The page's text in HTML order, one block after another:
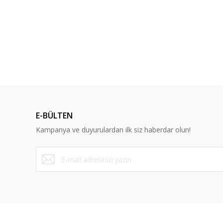
E-BÜLTEN
Kampanya ve duyurulardan ilk siz haberdar olun!